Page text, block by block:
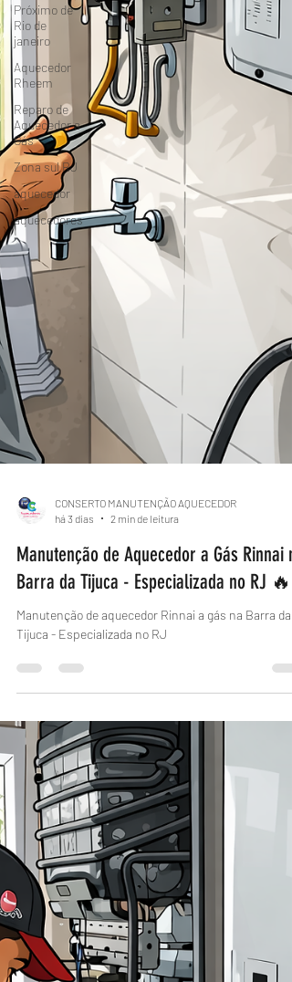
Próximo de
Rio de
janeiro
Aquecedor
Rheem
Reparo de
Aquecedor a
Gás
Zona sul RJ
aquecedor
aquecedores
há 3 dias
2 min de leitura
Manutenção de Aquecedor a Gás Rinnai na
Barra da Tijuca - Especializada no RJ 🔥
Tijuca - Especializada no RJ